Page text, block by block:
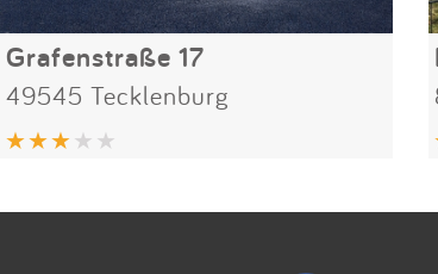
Grafenstraße 17
49545 Tecklenburg